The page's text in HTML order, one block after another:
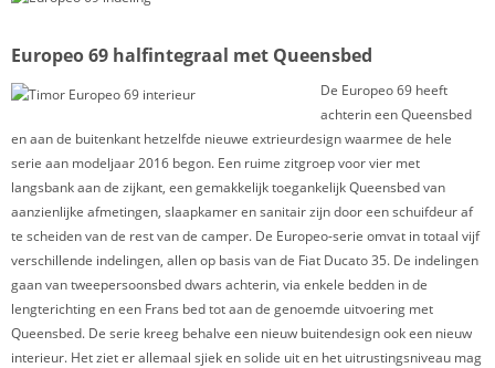
Europeo 69 halfintegraal met Queensbed
De Europeo 69 heeft
achterin een Queensbed
en aan de buitenkant hetzelfde nieuwe extrieurdesign waarmee de hele
serie aan modeljaar 2016 begon. Een ruime zitgroep voor vier met
langsbank aan de zijkant, een gemakkelijk toegankelijk Queensbed van
aanzienlijke afmetingen, slaapkamer en sanitair zijn door een schuifdeur af
te scheiden van de rest van de camper. De Europeo-serie omvat in totaal vijf
verschillende indelingen, allen op basis van de Fiat Ducato 35. De indelingen
gaan van tweepersoonsbed dwars achterin, via enkele bedden in de
lengterichting en een Frans bed tot aan de genoemde uitvoering met
Queensbed. De serie kreeg behalve een nieuw buitendesign ook een nieuw
interieur. Het ziet er allemaal sjiek en solide uit en het uitrustingsniveau mag